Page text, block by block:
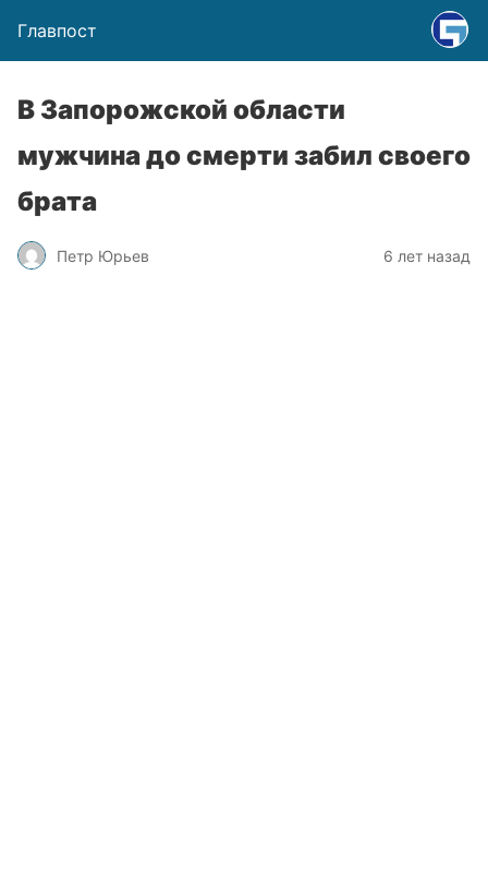
Главпост
В Запорожской области
мужчина до смерти забил своего
брата
Петр Юрьев 6 лет назад